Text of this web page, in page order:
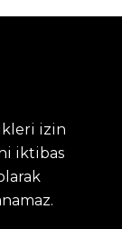
izin
iktibas